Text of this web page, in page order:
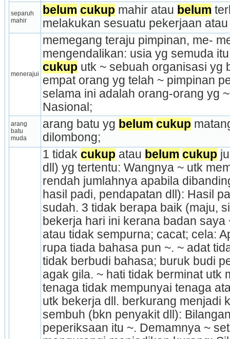
separuh
mahir
belum cukup mahir atau belum
melakukan sesuatu pekerjaan
menerajui
memegang teraju pimpinan, me-
mengendalikan: usia yg semuda
cukup utk ~ sebuah organisasi yg
empat orang yg telah ~ pimpinan
selama ini adalah orang-orang yg
Nasional;
arang
batu
muda
arang batu yg belum cukup
dilombong;
1 tidak cukup atau belum cukup
dll) yg tertentu: Wangnya ~ utk
rendah jumlahnya apabila
hasil padi, pendapatan dll): Hasil
sudah. 3 tidak berapa baik (maju,
bekerja hari ini kerana badan
atau tidak sempurna; cacat; cela:
rupa tiada bahasa pun ~. ~ adat
tidak berbudi bahasa; buruk budi
agak gila. ~ hati tidak berminat utk
tenaga tidak mempunyai tenaga
utk bekerja dll. berkurang menjadi
sembuh (bkn penyakit dll):
peperiksaan itu ~. Demamnya ~